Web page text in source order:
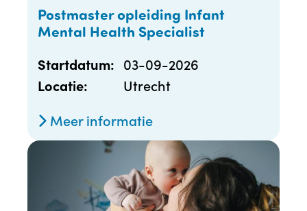
Postmaster opleiding Infant
Mental Health Specialist
Startdatum: 03-09-2026
Locatie:
Utrecht
Meer informatie